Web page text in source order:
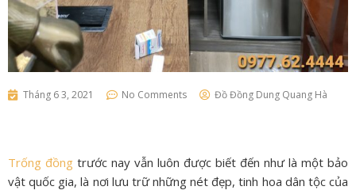
Tháng 6 3, 2021 No Comments Đồ Đồng Dung Quang Hà
Trống đồng trước nay vẫn luôn được biết đến như là một bảo
vật quốc gia, là nơi lưu trữ những nét đẹp, tinh hoa dân tộc của